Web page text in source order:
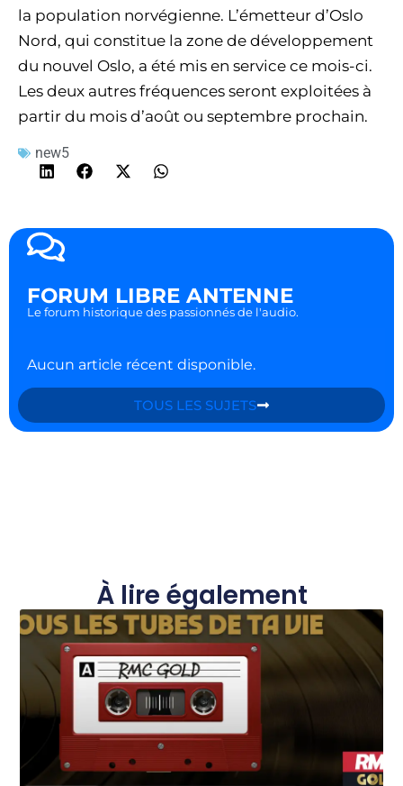
la population norvégienne. L’émetteur d’Oslo
Nord, qui constitue la zone de développement
du nouvel Oslo, a été mis en service ce mois-ci.
Les deux autres fréquences seront exploitées à
partir du mois d’août ou septembre prochain.
new5
FORUM LIBRE ANTENNE
Le forum historique des passionnés de l'audio.
Aucun article récent disponible.
TOUS LES SUJETS
À lire également